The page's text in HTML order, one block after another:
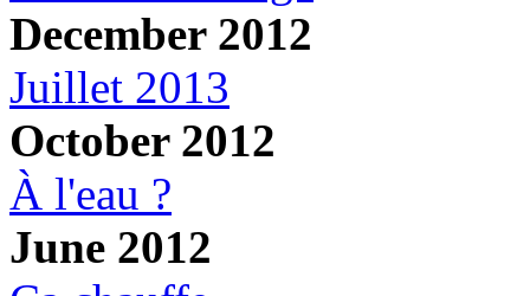
December 2012
Juillet 2013
October 2012
À l'eau ?
June 2012